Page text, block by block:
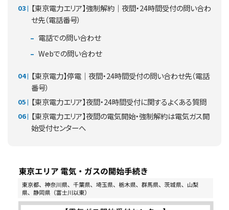
【東京電力エリア】強制解約｜夜間・24時間受付の問い合わ
せ先（電話番号）
電話での問い合わせ
Webでの問い合わせ
【東京電力】停電｜夜間・24時間受付の問い合わせ先（電話
番号）
【東京電力エリア】夜間・24時間受付に関するよくある質問
【東京電力エリア】夜間の電気開始・強制解約は電気ガス開
始受付センターへ